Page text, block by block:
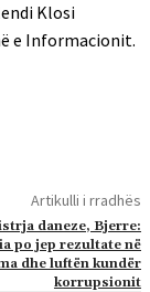
Klosi
e Informacionit.
Artikulli i rradhës
daneze, Bjerre:
po jep rezultate në
dhe luftën kundër
korrupsionit